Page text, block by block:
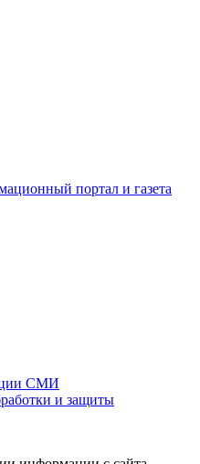
СМИ
и защиты